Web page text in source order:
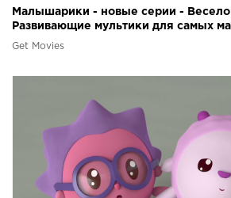
Малышарики - новые серии -
Развивающие мультики для самых
Get Movies